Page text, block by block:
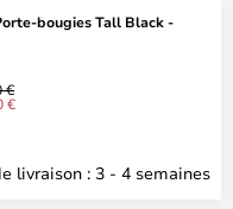
bougies Tall Black -
€
€
livraison : 3 - 4 semaines